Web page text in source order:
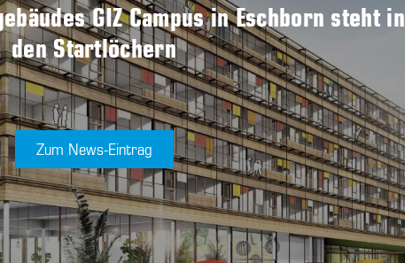
GIZ Campus in Eschborn steht in
den Startlöchern
Zum News-Eintrag